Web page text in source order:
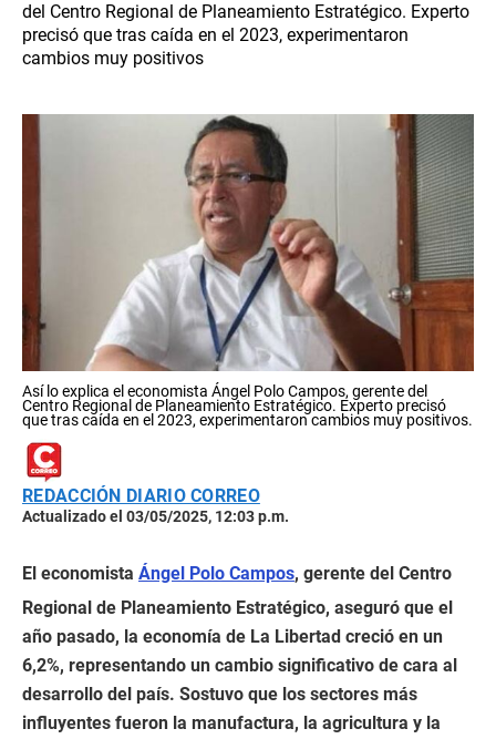
del Centro Regional de Planeamiento Estratégico. Experto
precisó que tras caída en el 2023, experimentaron
cambios muy positivos
Así lo explica el economista Ángel Polo Campos, gerente del
Centro Regional de Planeamiento Estratégico. Experto precisó
que tras caída en el 2023, experimentaron cambios muy positivos.
REDACCIÓN DIARIO CORREO
Actualizado el 03/05/2025, 12:03 p.m.
El economista Ángel Polo Campos, gerente del Centro
Regional de Planeamiento Estratégico, aseguró que el
año pasado, la economía de La Libertad creció en un
6,2%, representando un cambio significativo de cara al
desarrollo del país. Sostuvo que los sectores más
influyentes fueron la manufactura, la agricultura y la